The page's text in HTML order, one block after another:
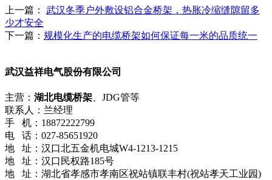
上一篇： 武汉冬季户外敷设铝合金桥架，热胀冷缩缝隙留多
少才安全
下一篇： 规模化生产的电缆桥架如何保证每一米的品质统一
武汉益祥电气股份有限公司
主营： 湖北电缆桥架 、JDG管等
联系人：兰经理
手 机：18872222799
电 话：027-85651920
地 址：汉口北五金机电城W4-1213-1215
地 址：汉口民权路185号
地 址：湖北省孝感市孝南区祝站镇联丰村(祝站孝天工业园)